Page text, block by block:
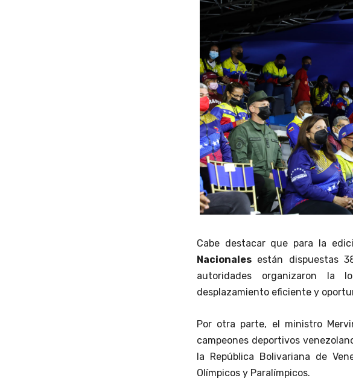
Cabe destacar que para la
Nacionales están dispuestas
autoridades organizaron la
desplazamiento eficiente y
Por otra parte, el ministro
campeones deportivos
la República Bolivariana de
Olímpicos y Paralímpicos.